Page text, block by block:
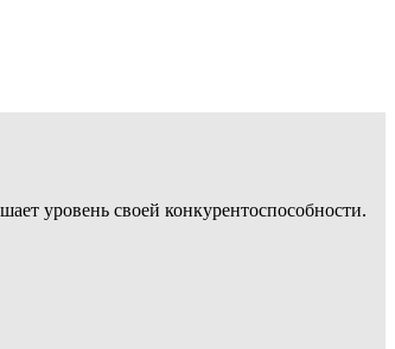
уровень своей конкурентоспособности.